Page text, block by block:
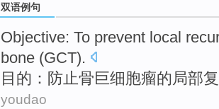
双语例句
Objective: To prevent local
bone (GCT).
目的 ： 防止骨巨细胞瘤的 局部
youdao